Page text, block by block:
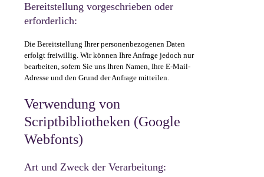
Bereitstellung vorgeschrieben oder
erforderlich:
Die Bereitstellung Ihrer personenbezogenen Daten
erfolgt freiwillig. Wir können Ihre Anfrage jedoch nur
bearbeiten, sofern Sie uns Ihren Namen, Ihre E-Mail-
Adresse und den Grund der Anfrage mitteilen.
Verwendung von
Scriptbibliotheken (Google
Webfonts)
Art und Zweck der Verarbeitung: